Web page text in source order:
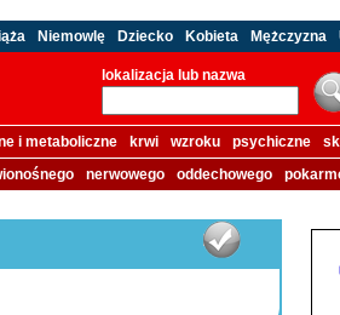
Niemowlę Dziecko Kobieta Mężczyzna
lokalizacja lub nazwa
i metaboliczne krwi wzroku psychiczne
nerwowego oddechowego